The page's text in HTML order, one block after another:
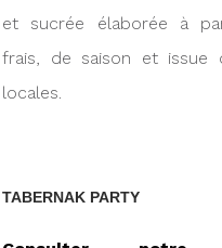
et sucrée élaborée à
frais, de saison et issue
locales.
TABERNAK PARTY